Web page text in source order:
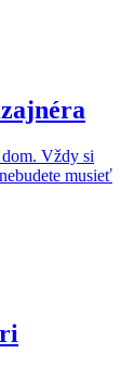
Vždy si
musieť